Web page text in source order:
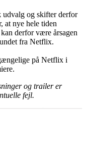
udvalg og skifter derfor
at nye hele tiden
derfor være årsagen
fra Netflix.
på Netflix i
og trailer er
fejl.